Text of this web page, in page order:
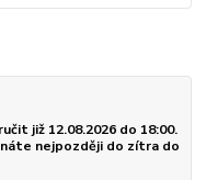
již 12.08.2026 do 18:00.
nejpozději do zítra do